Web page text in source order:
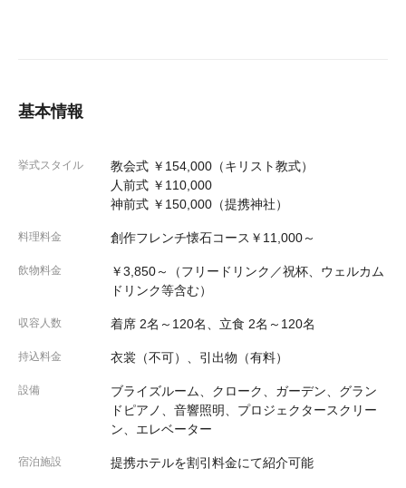
基本情報
挙式スタイル
教会式 ￥154,000（キリスト教式）
人前式 ￥110,000
神前式 ￥150,000（提携神社）
料理料金 創作フレンチ懐石コース￥11,000～
飲物料金
￥3,850～（フリードリンク／祝杯、ウェルカム
ドリンク等含む）
収容人数 着席 2名～120名、立食 2名～120名
持込料金 衣裳（不可）、引出物（有料）
設備
ブライズルーム、クローク、ガーデン、グラン
ドピアノ、音響照明、プロジェクタースクリー
ン、エレベーター
宿泊施設 提携ホテルを割引料金にて紹介可能